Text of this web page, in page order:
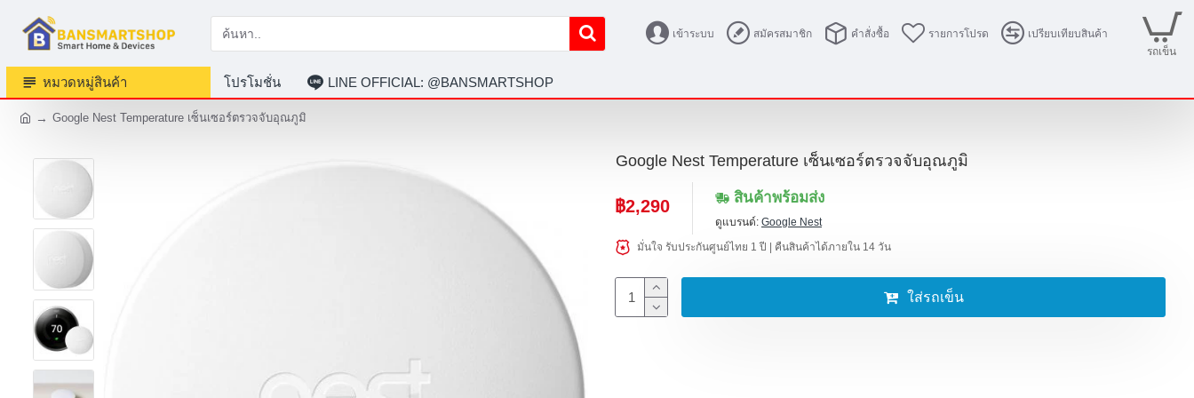
เข้าระบบ สมัครสมาชิก คำสั่งซื้อ รายการโปรด
เปรียบเทียบสินค้า
รถเข็น
หมวดหมู่สินค้า โปรโมชั่น LINE OFFICIAL: @BANSMARTSHOP
Google Nest Temperature เซ็นเซอร์ตรวจจับอุณภูมิ
Google Nest Temperature เซ็นเซอร์ตรวจจับอุณภูมิ
฿2,290 สินค้าพร้อมส่ง
ดูแบรนด์: Google Nest
ใส่รถเข็น
มั่นใจ รับประกันศูนย์ไทย 1 ปี | คืนสินค้าได้ภายใน 14 วัน